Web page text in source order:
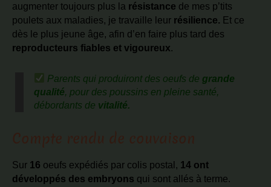
augmenter toujours plus la résistance de mes p’tits
poulets aux maladies, je travaille leur résilience. Et ce
dès le plus jeune âge, afin d’en faire plus tard des
reproducteurs fiables et vigoureux.
Parents qui produiront des oeufs de grande
qualité, pour des poussins en pleine santé,
débordants de vitalité.
Sur 16 oeufs expédiés par colis postal, 14 ont
développés des embryons qui sont allés à terme.